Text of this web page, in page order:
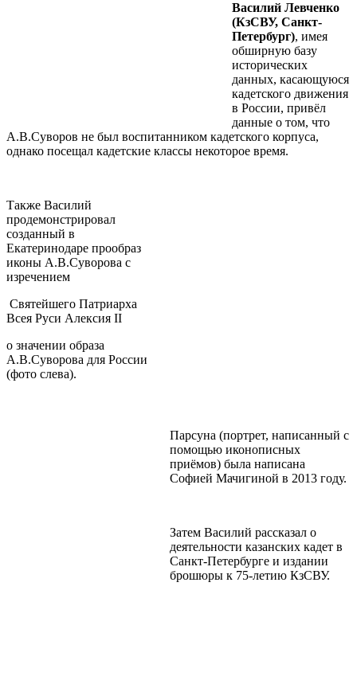
Василий Левченко
(КзСВУ, Санкт-
Петербург), имея
обширную базу
исторических
данных, касающуюся
кадетского движения
в России, привёл
данные о том, что
А.В.Суворов не был воспитанником кадетского корпуса,
однако посещал кадетские классы некоторое время.
Также Василий
продемонстрировал
созданный в
Екатеринодаре прообраз
иконы А.В.Суворова с
изречением
Святейшего Патриарха
Всея Руси Алексия II
о значении образа
А.В.Суворова для России
(фото слева).
Парсуна (портрет, написанный с
помощью иконописных
приёмов) была написана
Софией Мачигиной в 2013 году.
Затем Василий рассказал о
деятельности казанских кадет в
Санкт-Петербурге и издании
брошюры к 75-летию КзСВУ.